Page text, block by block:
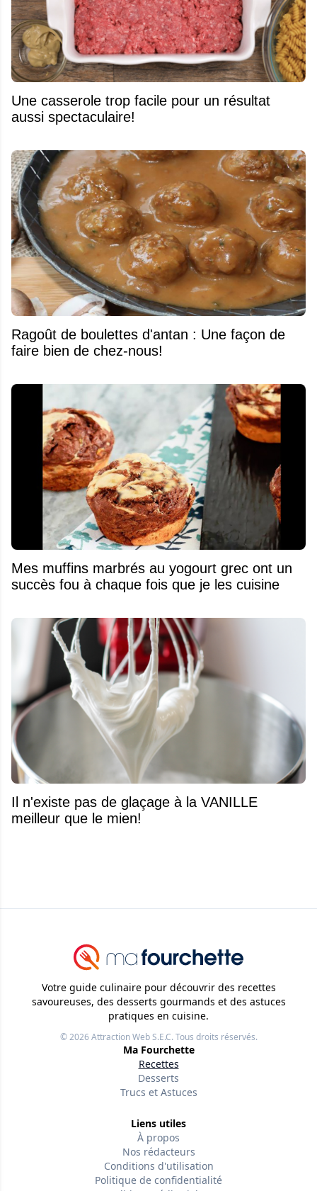
Une casserole trop facile pour un résultat
aussi spectaculaire!
Ragoût de boulettes d'antan : Une façon de
faire bien de chez-nous!
Mes muffins marbrés au yogourt grec ont un
succès fou à chaque fois que je les cuisine
Il n'existe pas de glaçage à la VANILLE
meilleur que le mien!
Votre guide culinaire pour découvrir des recettes
savoureuses, des desserts gourmands et des astuces
pratiques en cuisine.
© 2026Attraction Web S.E.C.Tous droits réservés.
Ma Fourchette
Recettes
Desserts
Trucs et Astuces
Liens utiles
À propos
Nos rédacteurs
Conditions d'utilisation
Politique de confidentialité